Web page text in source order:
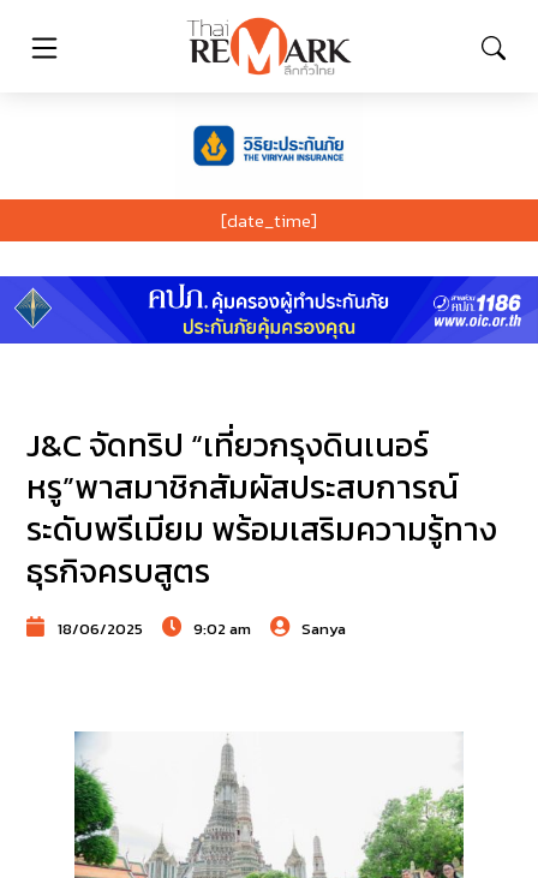
[date_time]
J&C จัดทริป “เที่ยวกรุงดินเนอร์
หรู”พาสมาชิกสัมผัสประสบการณ์
ระดับพรีเมียม พร้อมเสริมความรู้ทาง
ธุรกิจครบสูตร
18/06/2025 9:02 am Sanya